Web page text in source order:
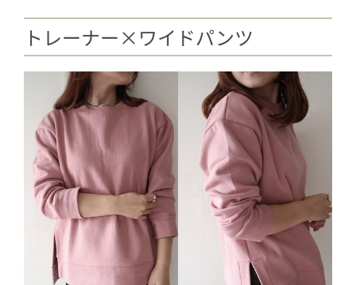
トレーナー×ワイドパンツ